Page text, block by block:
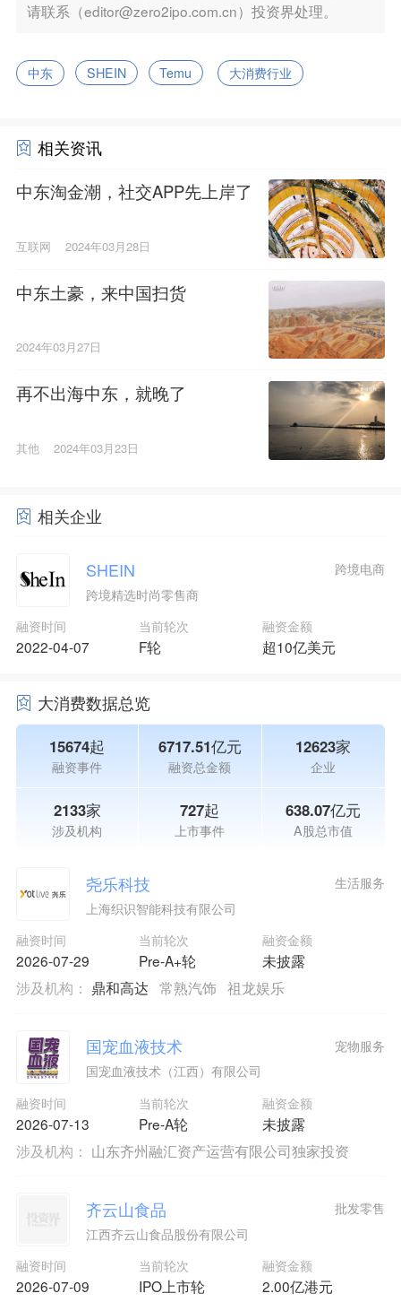
请联系（editor@zero2ipo.com.cn）投资界处理。
中东 SHEIN Temu 大消费行业
相关资讯
中东淘金潮，社交APP先上岸了
互联网 2024年03月28日
中东土豪，来中国扫货
2024年03月27日
再不出海中东，就晚了
其他 2024年03月23日
相关企业
SHEIN
跨境精选时尚零售商
跨境电商
融资时间
2022-04-07
当前轮次
F轮
融资金额
超10亿美元
大消费数据总览
15674起
融资事件
6717.51亿元
融资总金额
12623家
企业
2133家
涉及机构
727起
上市事件
638.07亿元
A股总市值
尧乐科技
上海织识智能科技有限公司
融资时间
2026-07-29
当前轮次
Pre-A+轮
融资金额
未披露
生活服务
涉及机构： 鼎和高达 常熟汽饰 祖龙娱乐
国宠血液技术
国宠血液技术（江西）有限公司
融资时间
2026-07-13
当前轮次
Pre-A轮
融资金额
未披露
宠物服务
涉及机构： 山东齐州融汇资产运营有限公司独家投资
齐云山食品
江西齐云山食品股份有限公司
融资时间
2026-07-09
当前轮次
IPO上市轮
融资金额
2.00亿港元
批发零售